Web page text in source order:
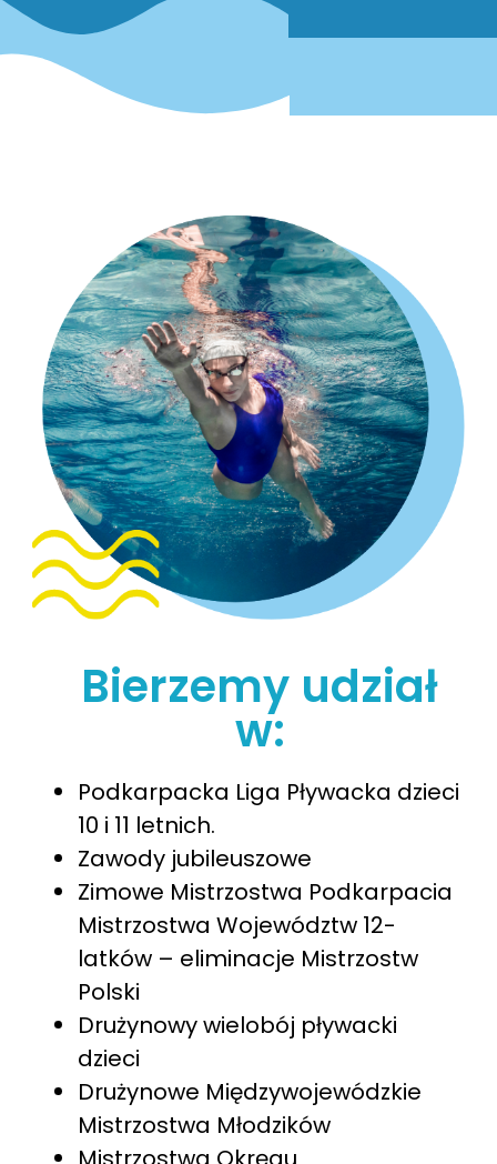
Bierzemy udział
w:
Podkarpacka Liga Pływacka dzieci
10 i 11 letnich.
Zawody jubileuszowe
Zimowe Mistrzostwa Podkarpacia
Mistrzostwa Województw 12-
latków – eliminacje Mistrzostw
Polski
Drużynowy wielobój pływacki
dzieci
Drużynowe Międzywojewódzkie
Mistrzostwa Młodzików